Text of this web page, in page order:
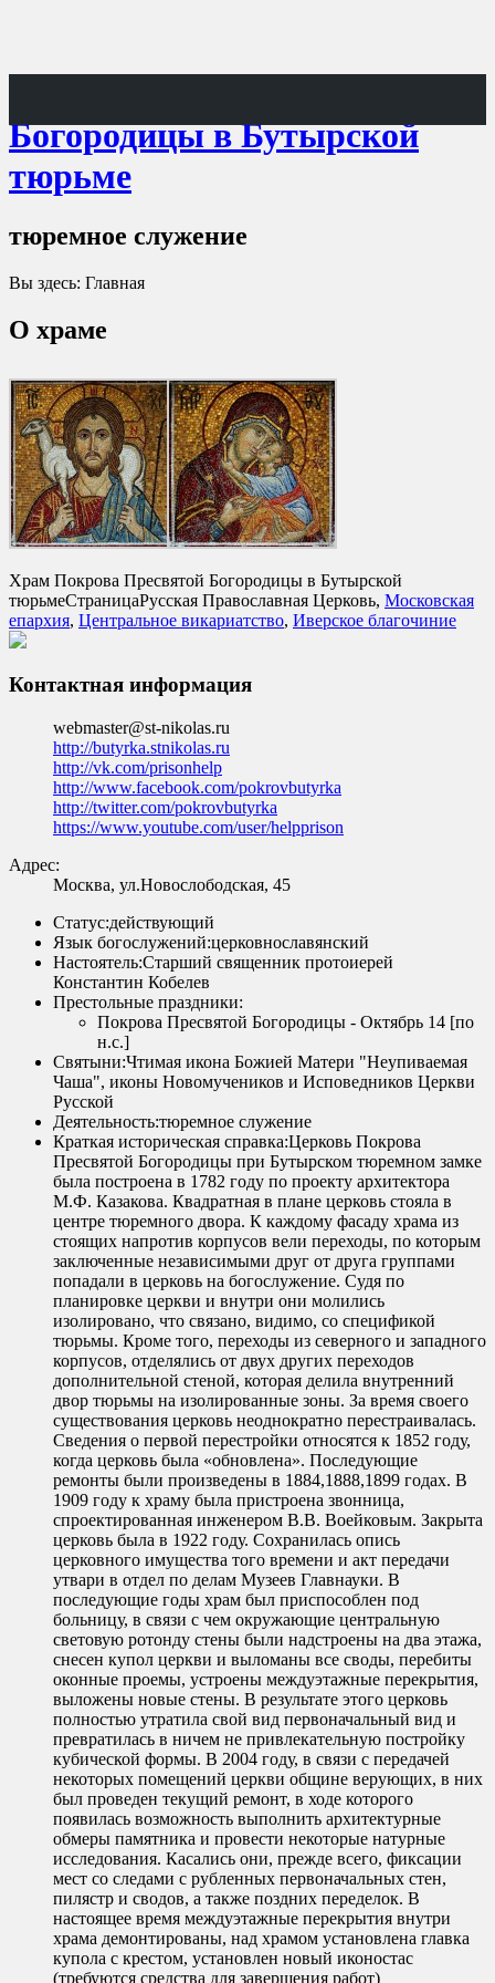
Богородицы в Бутырской
тюрьме
тюремное служение
Вы здесь: Главная
О храме
Храм Покрова Пресвятой Богородицы в Бутырской
тюрьмеСтраницаРусская Православная Церковь, Московская
епархия, Центральное викариатство, Иверское благочиние
Контактная информация
webmaster@st-nikolas.ru
http://butyrka.stnikolas.ru
http://vk.com/prisonhelp
http://www.facebook.com/pokrovbutyrka
http://twitter.com/pokrovbutyrka
https://www.youtube.com/user/helpprison
Адрес:
Москва, ул.Новослободская, 45
Статус:действующий
Язык богослужений:церковнославянский
Настоятель:Старший священник протоиерей
Константин Кобелев
Престольные праздники:
Покрова Пресвятой Богородицы - Октябрь 14 [по
н.с.]
Святыни:Чтимая икона Божией Матери "Неупиваемая
Чаша", иконы Новомучеников и Исповедников Церкви
Русской
Деятельность:тюремное служение
Краткая историческая справка:Церковь Покрова
Пресвятой Богородицы при Бутырском тюремном замке
была построена в 1782 году по проекту архитектора
М.Ф. Казакова. Квадратная в плане церковь стояла в
центре тюремного двора. К каждому фасаду храма из
стоящих напротив корпусов вели переходы, по которым
заключенные независимыми друг от друга группами
попадали в церковь на богослужение. Судя по
планировке церкви и внутри они молились
изолировано, что связано, видимо, со спецификой
тюрьмы. Кроме того, переходы из северного и западного
корпусов, отделялись от двух других переходов
дополнительной стеной, которая делила внутренний
двор тюрьмы на изолированные зоны. За время своего
существования церковь неоднократно перестраивалась.
Сведения о первой перестройки относятся к 1852 году,
когда церковь была «обновлена». Последующие
ремонты были произведены в 1884,1888,1899 годах. В
1909 году к храму была пристроена звонница,
спроектированная инженером В.В. Воейковым. Закрыта
церковь была в 1922 году. Сохранилась опись
церковного имущества того времени и акт передачи
утвари в отдел по делам Музеев Главнауки. В
последующие годы храм был приспособлен под
больницу, в связи с чем окружающие центральную
световую ротонду стены были надстроены на два этажа,
снесен купол церкви и выломаны все своды, перебиты
оконные проемы, устроены междуэтажные перекрытия,
выложены новые стены. В результате этого церковь
полностью утратила свой вид первоначальный вид и
превратилась в ничем не привлекательную постройку
кубической формы. В 2004 году, в связи с передачей
некоторых помещений церкви общине верующих, в них
был проведен текущий ремонт, в ходе которого
появилась возможность выполнить архитектурные
обмеры памятника и провести некоторые натурные
исследования. Касались они, прежде всего, фиксации
мест со следами с рубленных первоначальных стен,
пилястр и сводов, а также поздних переделок. В
настоящее время междуэтажные перекрытия внутри
храма демонтированы, над храмом установлена главка
купола с крестом, установлен новый иконостас
(требуются средства для завершения работ)